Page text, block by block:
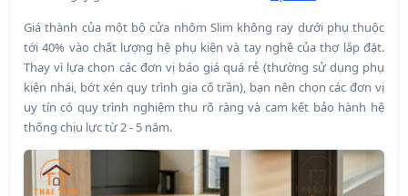
Giá thành của một bộ cửa nhôm Slim không ray dưới phụ thuộc
tới 40% vào chất lượng hệ phụ kiện và tay nghề của thợ lắp đặt.
Thay vì lựa chọn các đơn vị báo giá quá rẻ (thường sử dụng phụ
kiện nhái, bớt xén quy trình gia cố trần), bạn nên chọn các đơn vị
uy tín có quy trình nghiệm thu rõ ràng và cam kết bảo hành hệ
thống chịu lực từ 2 - 5 năm.